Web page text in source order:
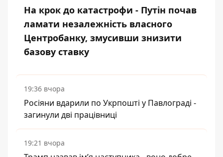
На крок до катастрофи - Путін почав
ламати незалежність власного
Центробанку, змусивши знизити
базову ставку
19:36 вчора
Росіяни вдарили по Укрпошті у Павлограді -
загинули дві працівниці
19:21 вчора